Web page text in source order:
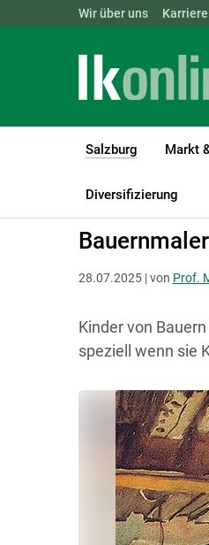
Wir über uns Karriere
Salzburg
(current)1
Markt
Diversifizierung
LK Salzburg Salzburg
28.07.2025 | von Prof.
Kinder von
speziell wenn sie